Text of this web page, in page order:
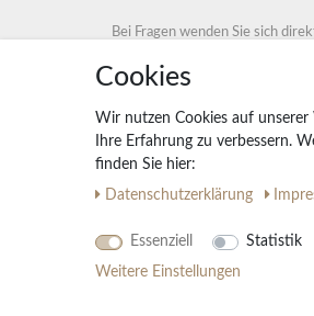
Bei Fragen wenden Sie sich
+49 40 88 35
Teppich Boss GmbH, 20259
Cookies
Wir nutzen Cookies auf unserer
Ihre Erfahrung zu verbessern.
finden Sie hier:
Daten­schutz­erklärung
Essenziell Statistik
Weitere Einstellungen